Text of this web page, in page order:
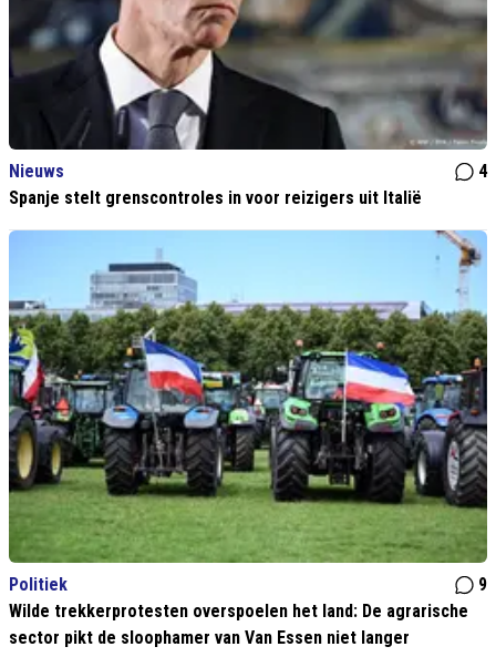
Nieuws
4
Spanje stelt grenscontroles in voor reizigers uit Italië
Politiek
9
Wilde trekkerprotesten overspoelen het land: De agrarische
sector pikt de sloophamer van Van Essen niet langer